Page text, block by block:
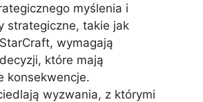
myślenia i
strategiczne, takie jak
wymagają
które mają
konsekwencje.
wyzwania, z którymi